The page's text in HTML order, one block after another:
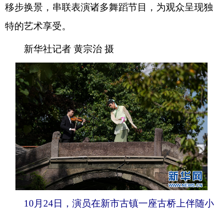
移步换景，串联表演诸多舞蹈节目，为观众呈现独
特的艺术享受。
新华社记者 黄宗治 摄
10月24日，演员在新市古镇一座古桥上伴随小